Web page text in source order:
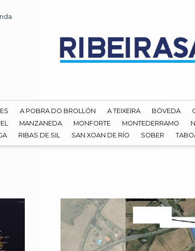
A POBRA DO BROLLÓN A TEIXEIRA BÓVEDA
MANZANEDA MONFORTE MONTEDERRAMO
RIBAS DE SIL SAN XOAN DE RÍO SOBER